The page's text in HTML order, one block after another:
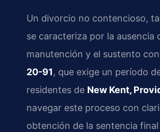
Un divorcio no contencioso,
se caracteriza por la ausencia
manutención y el sustento
20-91, que exige un período
residentes de New Kent,
navegar este proceso con
obtención de la sentencia